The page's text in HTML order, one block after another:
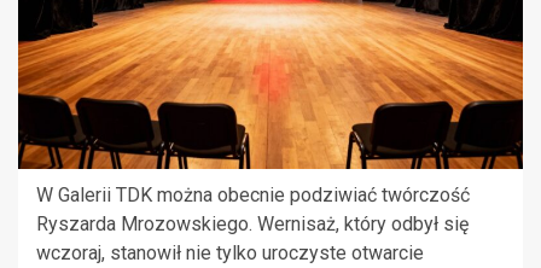
W Galerii TDK można obecnie podziwiać twórczość
Ryszarda Mrozowskiego. Wernisaż, który odbył się
wczoraj, stanowił nie tylko uroczyste otwarcie